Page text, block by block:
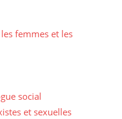
femmes et les
social
et sexuelles